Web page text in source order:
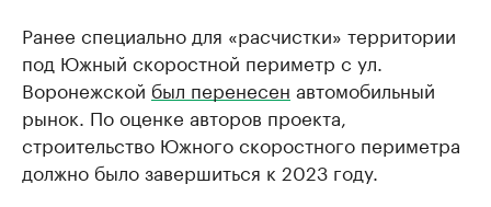
Ранее специально для «расчистки» территории
под Южный скоростной периметр с ул.
Воронежской был перенесен автомобильный
рынок. По оценке авторов проекта,
строительство Южного скоростного периметра
должно было завершиться к 2023 году.